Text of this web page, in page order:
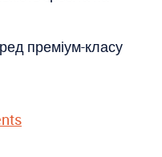
преміум-класу